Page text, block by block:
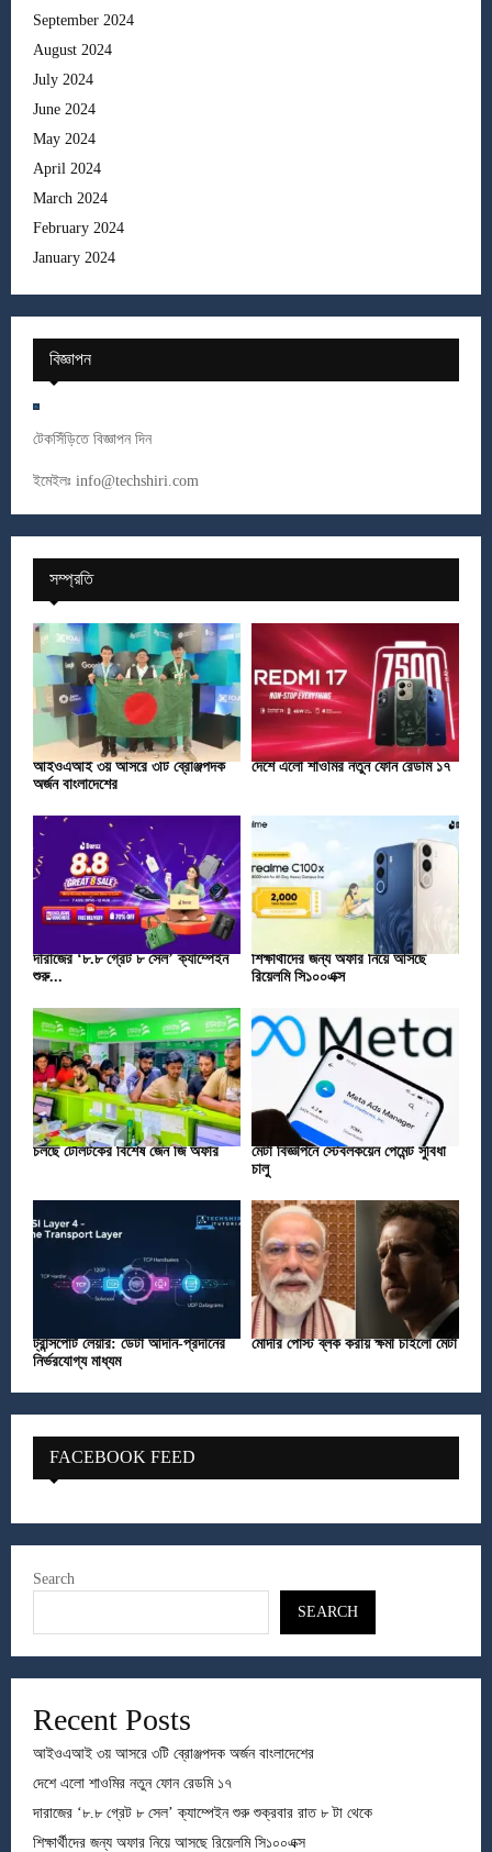
September 2024
August 2024
July 2024
June 2024
May 2024
April 2024
March 2024
February 2024
January 2024
বিজ্ঞাপন
টেকসিঁড়িতে বিজ্ঞাপন দিন
ইমেইলঃ info@techshiri.com
সম্প্রতি
আইওএআই ৩য় আসরে ৩টি ব্রোঞ্জপদক
অর্জন বাংলাদেশের
দেশে এলো শাওমির নতুন ফোন রেডমি ১৭
দারাজের ‘৮.৮ গ্রেট ৮ সেল’ ক্যাম্পেইন
শুরু...
শিক্ষার্থীদের জন্য অফার নিয়ে আসছে
রিয়েলমি সি১০০এক্স
চলছে টেলিটকের বিশেষ জেন জি অফার
মেটা বিজ্ঞাপনে স্টেবলকয়েন পেমেন্ট সুবিধা
চালু
ট্রান্সপোর্ট লেয়ার: ডেটা আদান-প্রদানের
নির্ভরযোগ্য মাধ্যম
মোদীর পোস্ট ব্লক করায় ক্ষমা চাইলো মেটা
FACEBOOK FEED
Search
SEARCH
Recent Posts
আইওএআই ৩য় আসরে ৩টি ব্রোঞ্জপদক অর্জন বাংলাদেশের
দেশে এলো শাওমির নতুন ফোন রেডমি ১৭
দারাজের ‘৮.৮ গ্রেট ৮ সেল’ ক্যাম্পেইন শুরু শুক্রবার রাত ৮ টা থেকে
শিক্ষার্থীদের জন্য অফার নিয়ে আসছে রিয়েলমি সি১০০এক্স